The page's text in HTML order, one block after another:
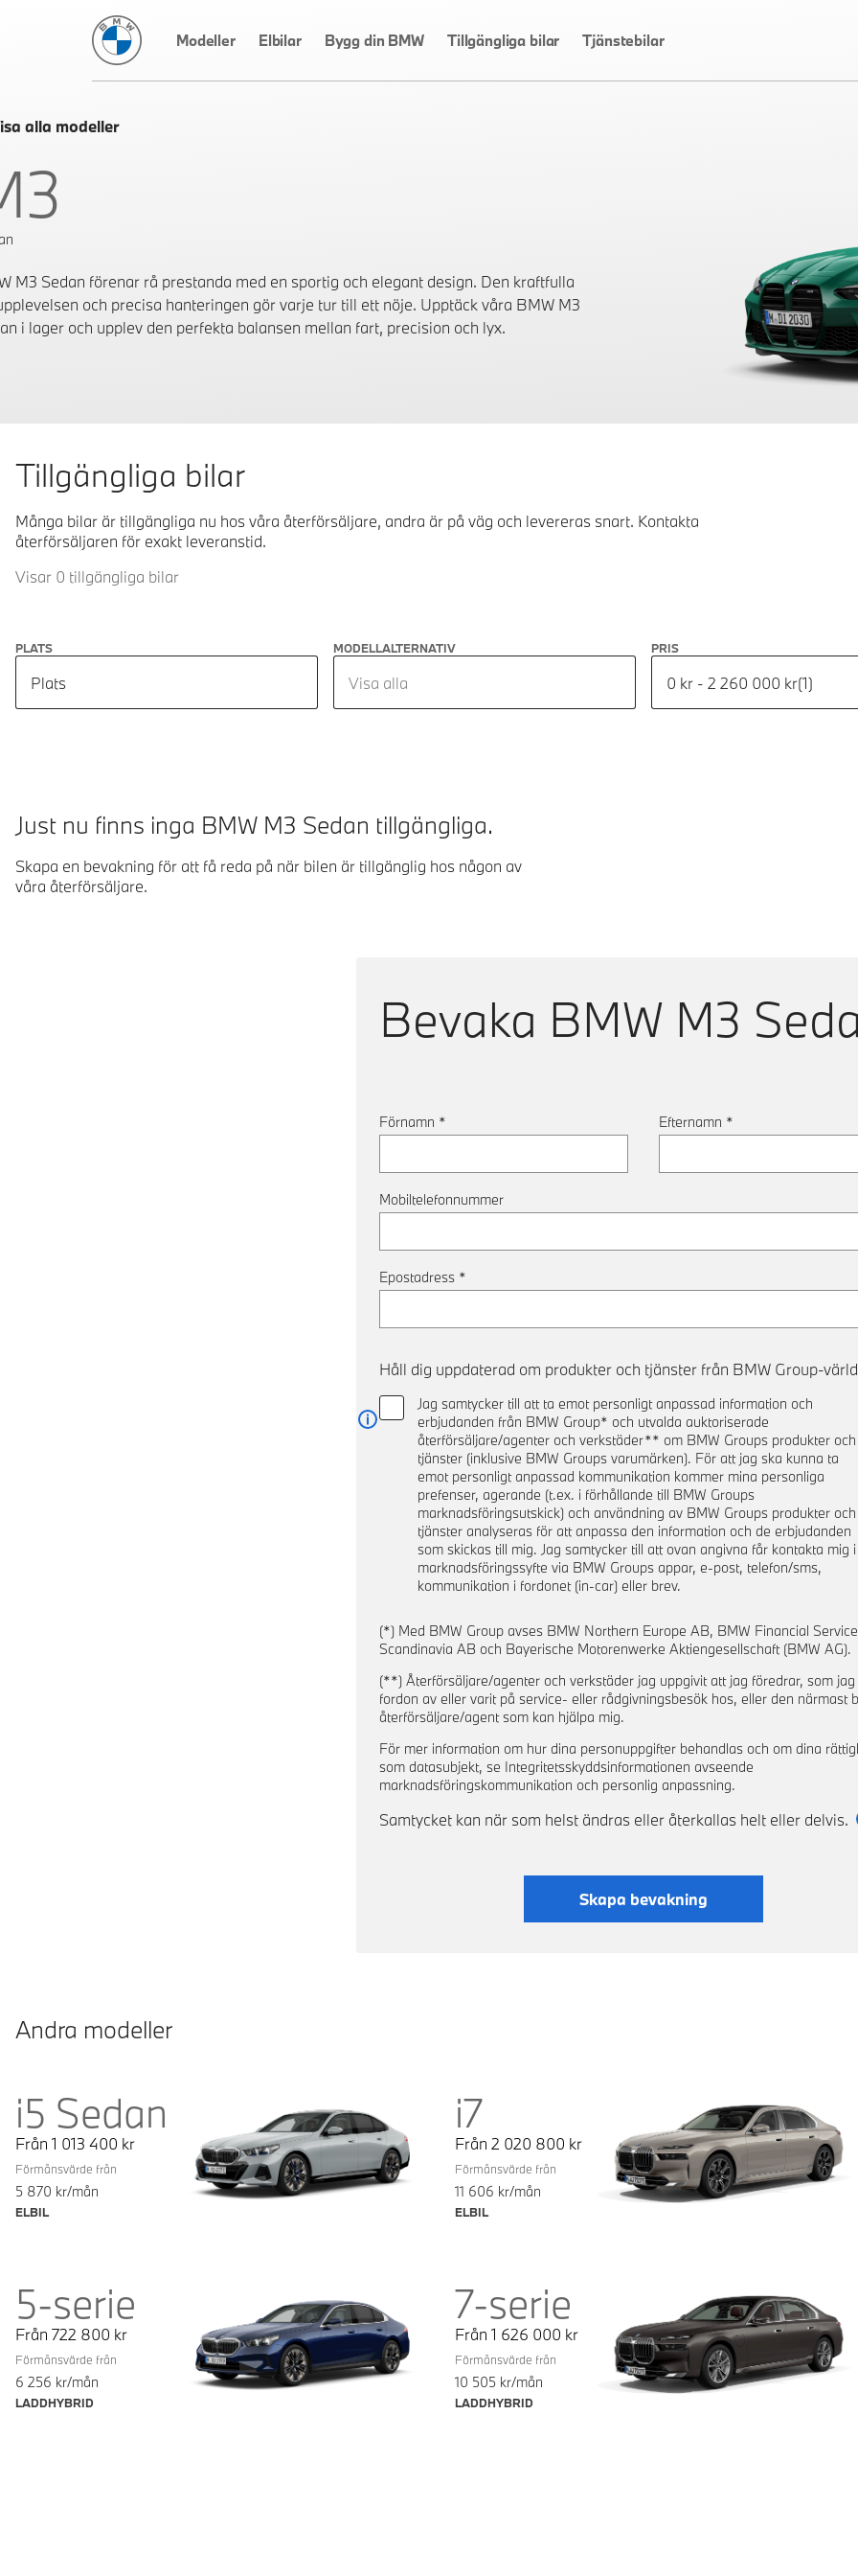
BMW Sverige
Modeller Elbilar Bygg din BMW Tillgängliga bilar Tjänstebilar
alla modeller
M3 Sedan förenar rå prestanda med en sportig och elegant design. Den kraftfulla
och precisa hanteringen gör varje tur till ett nöje. Upptäck våra BMW M3
i lager och upplev den perfekta balansen mellan fart, precision och lyx.
Tillgängliga bilar
Många bilar är tillgängliga nu hos våra återförsäljare, andra är på väg och levereras snart. Kontakta
återförsäljaren för exakt leveranstid.
Visar 0 tillgängliga bilar
PLATS
Plats
MODELLALTERNATIV
Visa alla
PRIS
0 kr - 2 260 000 kr(1)
Just nu finns inga BMW M3 Sedan tillgängliga.
Skapa en bevakning för att få reda på när bilen är tillgänglig hos någon av
våra återförsäljare.
Bevaka BMW M3
Förnamn * Efternamn *
Mobiltelefonnummer
Epostadress *
Håll dig uppdaterad om produkter och tjänster från BMW Group-
Jag samtycker till att ta emot personligt anpassad information och
erbjudanden från BMW Group* och utvalda auktoriserade
återförsäljare/agenter och verkstäder** om BMW Groups produkter och
tjänster (inklusive BMW Groups varumärken). För att jag ska kunna ta
emot personligt anpassad kommunikation kommer mina personliga
prefenser, agerande (t.ex. i förhållande till BMW Groups
marknadsföringsutskick) och användning av BMW Groups produkter och
tjänster analyseras för att anpassa den information och de erbjudanden
som skickas till mig. Jag samtycker till att ovan angivna får kontakta mig i
marknadsföringssyfte via BMW Groups appar, e-post, telefon/sms,
kommunikation i fordonet (in-car) eller brev.
Läs mer
(*) Med BMW Group avses BMW Northern Europe AB, BMW Financial
Scandinavia AB och Bayerische Motorenwerke Aktiengesellschaft (BMW AG).
(**) Återförsäljare/agenter och verkstäder jag uppgivit att jag föredrar, som
fordon av eller varit på service- eller rådgivningsbesök hos, eller den närmast
återförsäljare/agent som kan hjälpa mig.
För mer information om hur dina personuppgifter behandlas och om dina
som datasubjekt, se Integritetsskyddsinformationen avseende
marknadsföringskommunikation och personlig anpassning.
Samtycket kan när som helst ändras eller återkallas helt eller delvis.
Skapa bevakning
Andra modeller
i5 Sedan
Från 1 013 400 kr
Förmånsvärde från
5 870 kr/mån
ELBIL
i7
Från 2 020 800 kr
Förmånsvärde från
11 606 kr/mån
ELBIL
5-serie
Från 722 800 kr
Förmånsvärde från
6 256 kr/mån
LADDHYBRID
7-serie
Från 1 626 000 kr
Förmånsvärde från
10 505 kr/mån
LADDHYBRID